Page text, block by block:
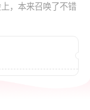
，本来召唤了不错
也是穿越者.....而